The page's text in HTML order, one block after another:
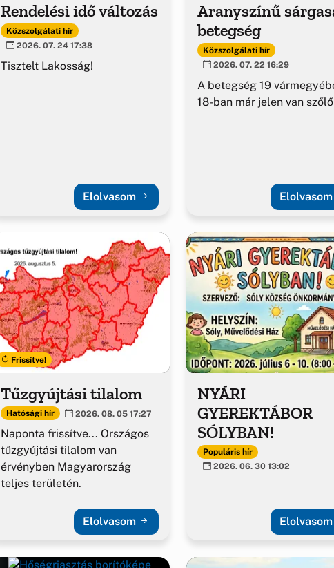
Rendelési idő változás
Közszolgálati hír
2026. 07. 24 17:38
Tisztelt Lakosság!
Elolvasom
Aranyszínű
betegség
Közszolgálati hír
2026. 07. 22 16:29
A betegség 19
18-ban már jelen van
Elolvasom
Frissítve!
Tűzgyújtási tilalom
Hatósági hír 2026. 08. 05 17:27
Naponta frissítve... Országos
tűzgyújtási tilalom van
érvényben Magyarország
teljes területén.
Elolvasom
NYÁRI
GYEREKTÁBOR
SÓLYBAN!
Populáris hír
2026. 06. 30 13:02
Elolvasom